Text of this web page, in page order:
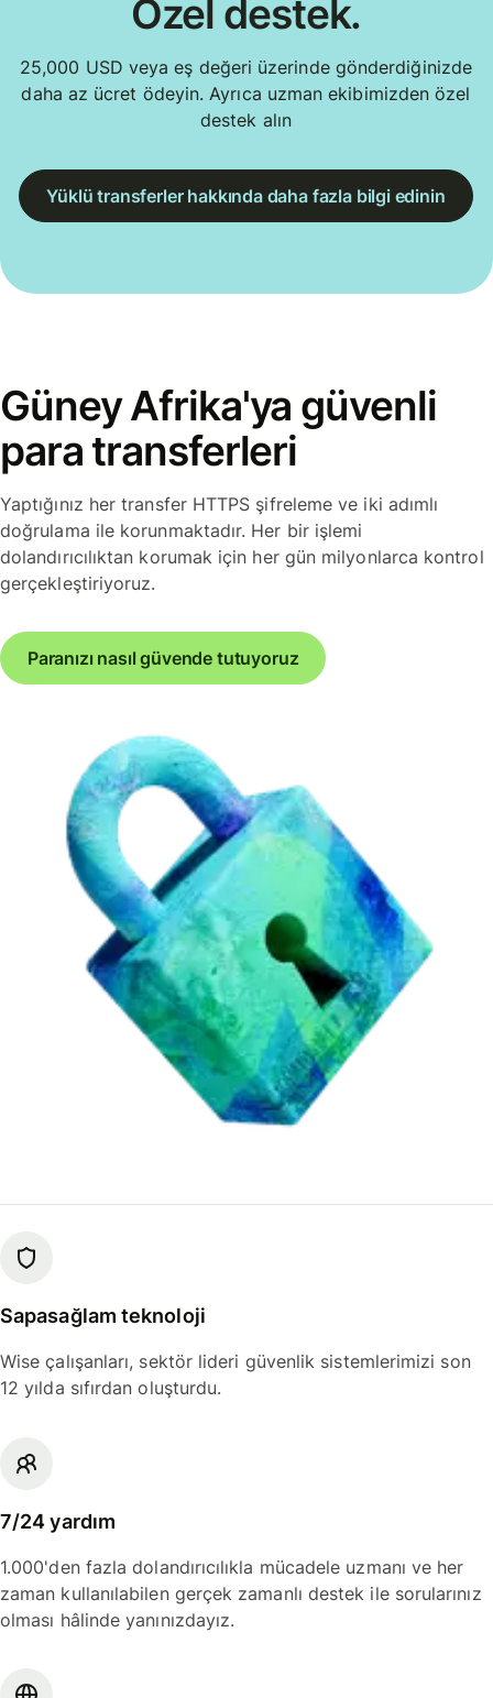
Özel destek.
25,000 USD veya eş değeri üzerinde gönderdiğinizde
daha az ücret ödeyin. Ayrıca uzman ekibimizden özel
destek alın
Yüklü transferler hakkında daha fazla bilgi edinin
Güney Afrika'ya güvenli
para transferleri
Yaptığınız her transfer HTTPS şifreleme ve iki adımlı
doğrulama ile korunmaktadır. Her bir işlemi
dolandırıcılıktan korumak için her gün milyonlarca kontrol
gerçekleştiriyoruz.
Paranızı nasıl güvende tutuyoruz
Sapasağlam teknoloji
Wise çalışanları, sektör lideri güvenlik sistemlerimizi son
12 yılda sıfırdan oluşturdu.
7/24 yardım
1.000'den fazla dolandırıcılıkla mücadele uzmanı ve her
zaman kullanılabilen gerçek zamanlı destek ile sorularınız
olması hâlinde yanınızdayız.